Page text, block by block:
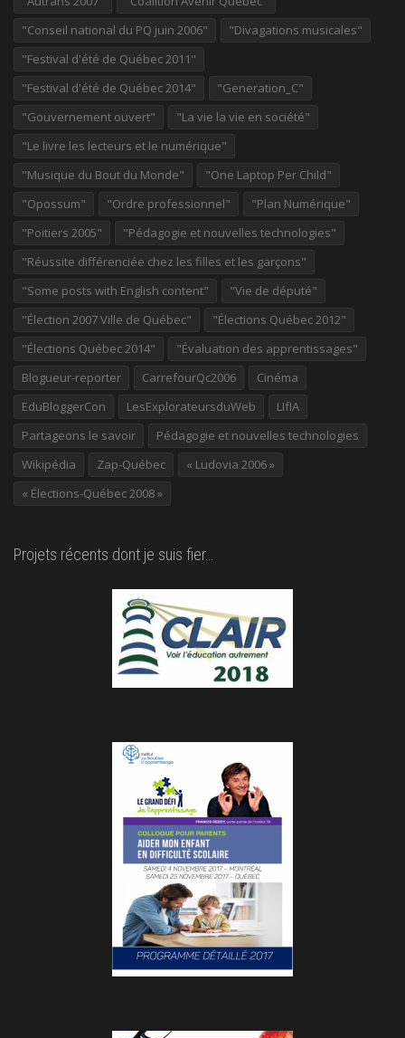
"Conseil national du PQ juin 2006"
"Divagations musicales"
"Festival d'été de Québec 2011"
"Festival d'été de Québec 2014"
"Generation_C"
"Gouvernement ouvert"
"La vie la vie en société"
"Le livre les lecteurs et le numérique"
"Musique du Bout du Monde"
"One Laptop Per Child"
"Opossum"
"Ordre professionnel"
"Plan Numérique"
"Poitiers 2005"
"Pédagogie et nouvelles technologies"
"Réussite différenciée chez les filles et les garçons"
"Some posts with English content"
"Vie de député"
"Élection 2007 Ville de Québec"
"Élections Québec 2012"
"Élections Québec 2014"
"Évaluation des apprentissages"
Blogueur-reporter
CarrefourQc2006
Cinéma
EduBloggerCon
LesExplorateursduWeb
LIfIA
Partageons le savoir
Pédagogie et nouvelles technologies
Wikipédia
Zap-Québec
« Ludovia 2006 »
« Élections-Québec 2008 »
Projets récents dont je suis fier…